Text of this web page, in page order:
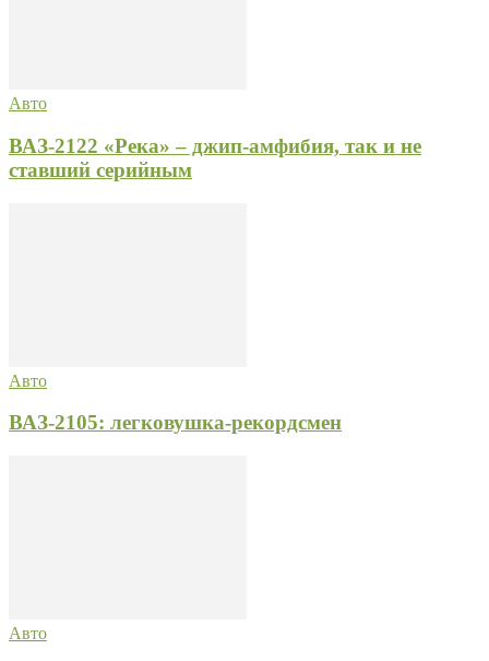
Авто
ВАЗ-2122 «Река» – джип-амфибия, так и не
ставший серийным
Авто
ВАЗ-2105: легковушка-рекордсмен
Авто